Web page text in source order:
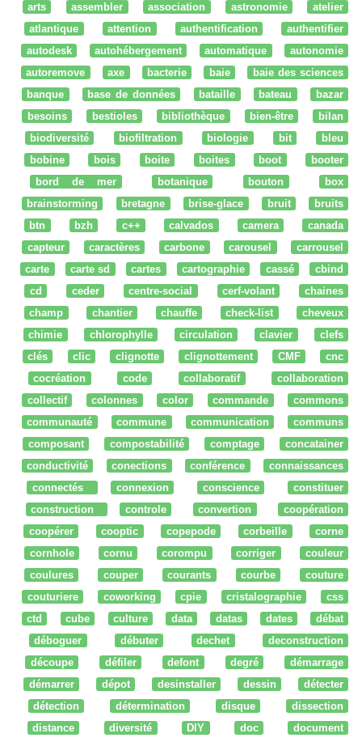
arts
assembler association astronomie
atelier
atlantique
attention authentification
authentifier
autodesk
autohébergement automatique
autonomie
autoremove
axe bacterie baie
baie des sciences
banque
base de données bataille bateau
bazar
besoins
bestioles bibliothèque bien-être
bilan
biodiversité
biofiltration biologie bit
bleu
bobine
bois boite boites boot
booter
bord de mer
botanique bouton
box
brainstorming
bretagne brise-glace bruit
bruits
btn
bzh c++ calvados camera
canada
capteur
caractères carbone carousel
carrousel
carte
carte sd cartes cartographie cassé
cbind
cd
ceder centre-social cerf-volant
chaines
champ
chantier chauffe check-list
cheveux
chimie
chlorophylle circulation clavier
clefs
clés
clic clignotte clignottement CMF
cnc
cocréation
code collaboratif
collaboration
collectif
colonnes color commande
commons
communauté
commune communication
communs
composant
compostabilité comptage
concatainer
conductivité
conections conférence
connaissances
connectés
connexion conscience
constituer
construction
controle convertion
coopération
coopérer
cooptic copepode corbeille
corne
cornhole
cornu corompu corriger
couleur
coulures
couper courants courbe
couture
couturiere
coworking cpie cristalographie
css
ctd
cube culture data datas dates
débat
déboguer
débuter dechet
deconstruction
découpe
défiler defont degré
démarrage
démarrer
dépot desinstaller dessin
détecter
détection
détermination disque
dissection
distance
diversité DIY doc
document